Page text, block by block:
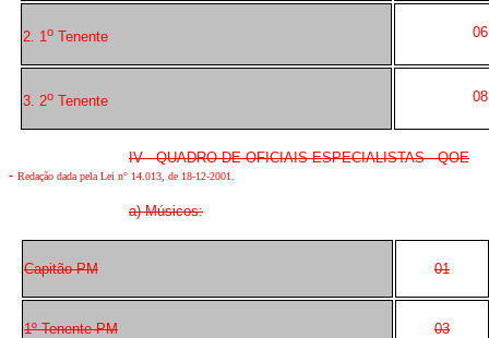
2. 1o Tenente 06
3. 2o Tenente 08
IV - QUADRO DE OFICIAIS ESPECIALISTAS - QOE
- Redação dada pela Lei n° 14.013, de 18-12-2001.
a) Músicos:
Capitão PM 01
1º Tenente PM 03